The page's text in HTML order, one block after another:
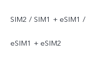
SIM2 / SIM1 + eSIM1 /
eSIM1 + eSIM2